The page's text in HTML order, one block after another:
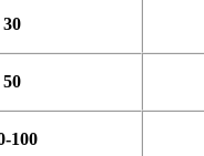
30
50
100